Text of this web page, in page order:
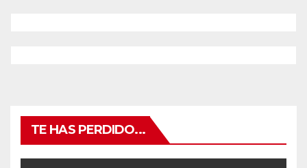
TE HAS PERDIDO...